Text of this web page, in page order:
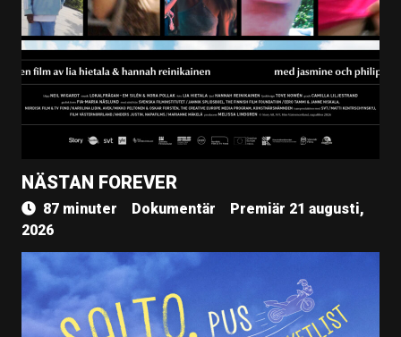
NÄSTAN FOREVER
87 minuter Dokumentär
Premiär 21 augusti,
2026